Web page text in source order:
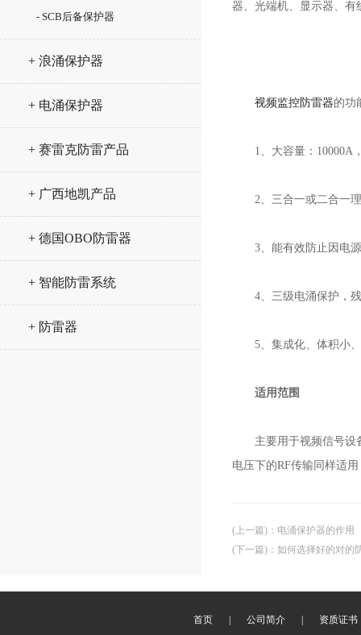
- SCB后备保护器
+ 浪涌保护器
+ 电涌保护器
+ 赛雷克防雷产品
+ 广西地凯产品
+ 德国OBO防雷器
+ 智能防雷系统
+ 防雷器
器、光端机、显示器、有
视频监控防雷器的功
1、大容量：10000A，
2、三合一或二合一理
3、能有效防止因电源
4、三级电涌保护，残
5、集成化、体积小、
适用范围
主要用于视频信号设备
电压下的RF传输同样适
(上一篇) ： 电涌保护器的作用
(下一篇) ： 如何选择好的对的
首页 公司简介 资质证书